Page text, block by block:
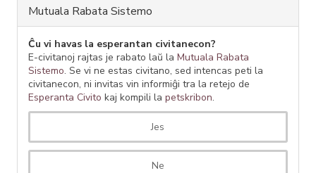
Mutuala Rabata Sistemo
Ĉu vi havas la esperantan civitanecon?
E-civitanoj rajtas je rabato laŭ la Mutuala Rabata
Sistemo. Se vi ne estas civitano, sed intencas peti la
civitanecon, ni invitas vin informiĝi tra la retejo de
Esperanta Civito kaj kompili la petskribon.
Jes
Ne